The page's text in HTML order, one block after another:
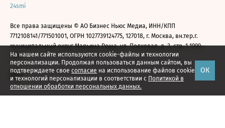
На нашем сайте используются cookie-файлы и технологии
персонализации. Продолжая пользоваться данным сайтом, вы
подтверждаете свое согласие на использование файлов cookie
и технологий персонализации в соответствии с Политикой в
отношении обработки персональных данных.
ОК
24smi
Все права защищены © АО Бизнес Ньюс Медиа, ИНН/КПП
7712108141/771501001, ОГРН 1027739124775, 127018, г. Москва, вн.тер.г.
муниципальный округ Марьина Роща, ул. Полковая, д. 3, стр. 1 1999—
2026